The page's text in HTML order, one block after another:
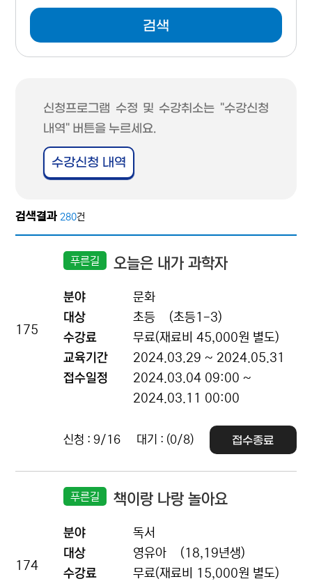
검색
신청프로그램 수정 및 수강취소는 "수강신청
내역" 버튼을 누르세요.
수강신청 내역
검색결과 280건
175
푸른길 오늘은 내가 과학자
분야
문화
대상
초등
(초등1-3)
수강료
무료(재료비 45,000원 별도)
교육기간
2024.03.29 ~ 2024.05.31
접수일정
2024.03.04 09:00 ~
2024.03.11 00:00
신청 : 9/16 대기 : (0/8) 접수종료
174
푸른길 책이랑 나랑 놀아요
분야
독서
대상
영유아
(18,19년생)
수강료
무료(재료비 15,000원 별도)